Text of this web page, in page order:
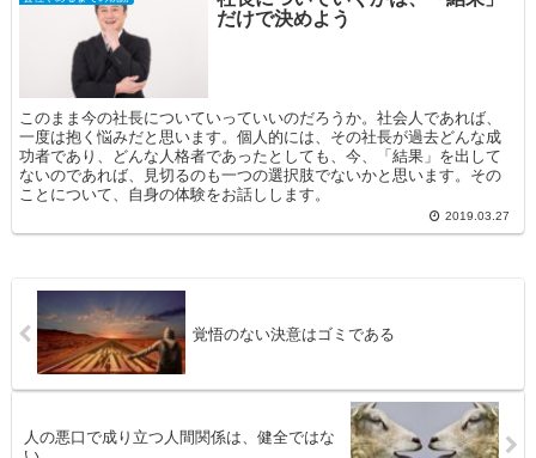
だけで決めよう
このまま今の社長についていっていいのだろうか。社会人であれば、
一度は抱く悩みだと思います。個人的には、その社長が過去どんな成
功者であり、どんな人格者であったとしても、今、「結果」を出して
ないのであれば、見切るのも一つの選択肢でないかと思います。その
ことについて、自身の体験をお話しします。
2019.03.27
覚悟のない決意はゴミである
人の悪口で成り立つ人間関係は、健全ではな